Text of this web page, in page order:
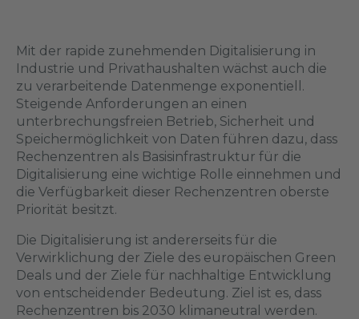
Mit der rapide zunehmenden Digitalisierung in
Industrie und Privathaushalten wächst auch die
zu verarbeitende Datenmenge exponentiell.
Steigende Anforderungen an einen
unterbrechungsfreien Betrieb, Sicherheit und
Speichermöglichkeit von Daten führen dazu, dass
Rechenzentren als Basisinfrastruktur für die
Digitalisierung eine wichtige Rolle einnehmen und
die Verfügbarkeit dieser Rechenzentren oberste
Priorität besitzt.
Die Digitalisierung ist andererseits für die
Verwirklichung der Ziele des europäischen Green
Deals und der Ziele für nachhaltige Entwicklung
von entscheidender Bedeutung. Ziel ist es, dass
Rechenzentren bis 2030 klimaneutral werden.